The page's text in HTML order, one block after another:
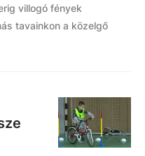
villogó fények
tavainkon a közelgő